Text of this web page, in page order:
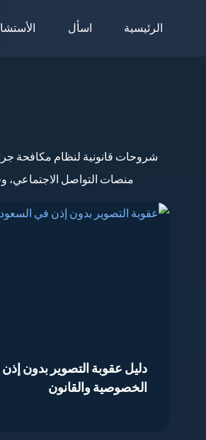
الرئيسية اسأل
شروحات قانونية لنظام مكافحة
منصات التواصل الاجتماعي،
دليل عقوبة التصوير بدون
الخصوصية والقانون